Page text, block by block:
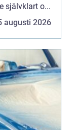
självklart o...
augusti 2026